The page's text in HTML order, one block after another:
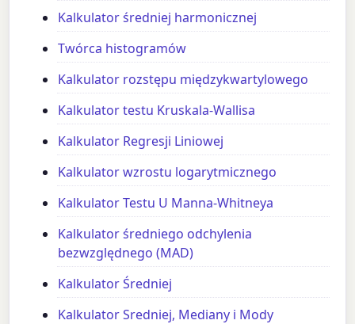
Kalkulator średniej harmonicznej
Twórca histogramów
Kalkulator rozstępu międzykwartylowego
Kalkulator testu Kruskala-Wallisa
Kalkulator Regresji Liniowej
Kalkulator wzrostu logarytmicznego
Kalkulator Testu U Manna-Whitneya
Kalkulator średniego odchylenia
bezwzględnego (MAD)
Kalkulator Średniej
Kalkulator Sredniej, Mediany i Mody